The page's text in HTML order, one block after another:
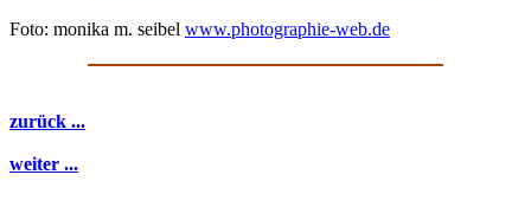
Foto: monika m. seibel www.photographie-web.de
zurück ...
weiter ...